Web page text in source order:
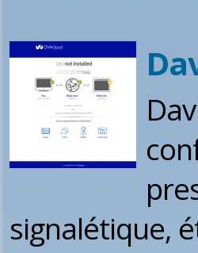
signalétique,